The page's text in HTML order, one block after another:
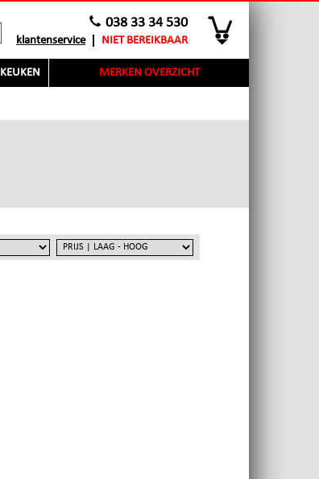
038 33 34 530
klantenservice NIET BEREIKBAAR
KEUKEN MERKEN OVERZICHT